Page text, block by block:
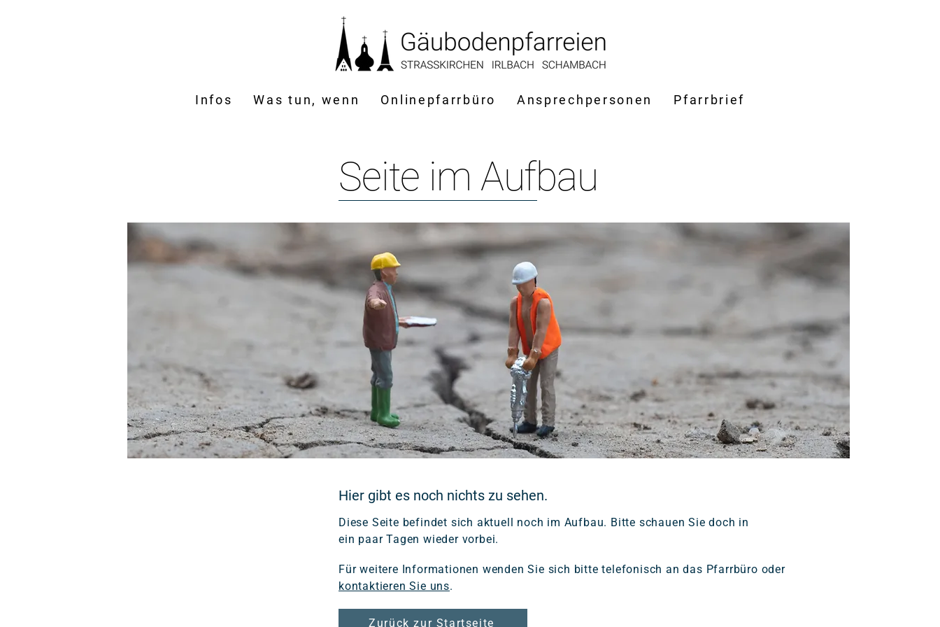
Infos Was tun, wenn Onlinepfarrbüro Ansprechpersonen Pfarrbrief
Seite im Aufbau
Hier gibt es noch nichts zu sehen.
Diese Seite befindet sich aktuell noch im Aufbau. Bitte schauen Sie doch in
ein paar Tagen wieder vorbei.
Für weitere Informationen wenden Sie sich bitte telefonisch an das Pfarrbüro oder
kontaktieren Sie uns.
Zurück zur Startseite